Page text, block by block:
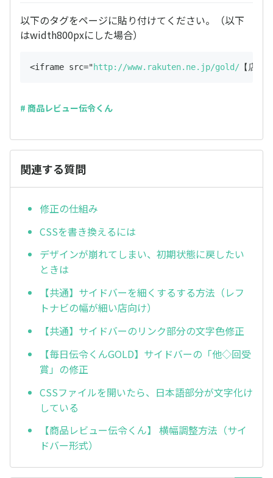
以下のタグをページに貼り付けてください。（以下
はwidth800pxにした場合）
<iframe src="http://www.rakuten.ne.jp/gold/
# 商品レビュー伝令くん
関連する質問
修正の仕組み
CSSを書き換えるには
デザインが崩れてしまい、初期状態に戻したい
ときは
【共通】サイドバーを細くするする方法（レフ
トナビの幅が細い店向け）
【共通】サイドバーのリンク部分の文字色修正
【毎日伝令くんGOLD】サイドバーの「他◇回受
賞」の修正
CSSファイルを開いたら、日本語部分が文字化け
している
【商品レビュー伝令くん】 横幅調整方法（サイ
ドバー形式）